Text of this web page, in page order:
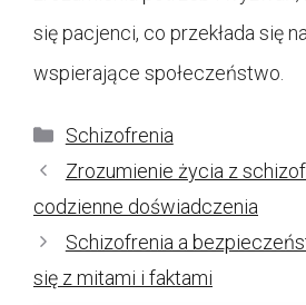
się pacjenci, co przekłada się
wspierające społeczeństwo.
Kategorie
Schizofrenia
Zrozumienie życia z
codzienne doświadczenia
Schizofrenia a
się z mitami i faktami